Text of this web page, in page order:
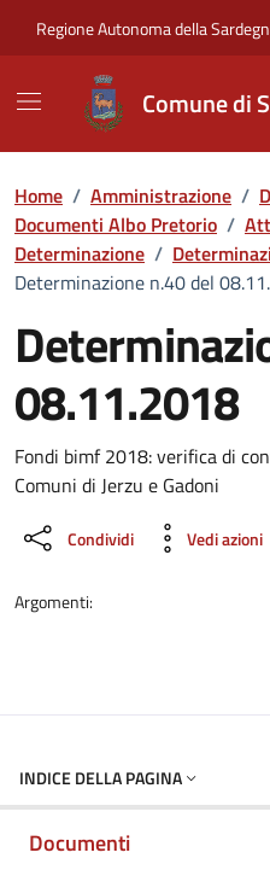
Regione Autonoma della
Comune di
Home / Amministrazione /
Documenti Albo Pretorio /
Determinazione /
Determinazione n.40 del
08.11.2018
Dettaglio del documento
Fondi bimf 2018: verifica di
Comuni di Jerzu e Gadoni
Condividi Vedi azioni
Argomenti:
INDICE DELLA PAGINA
Documenti